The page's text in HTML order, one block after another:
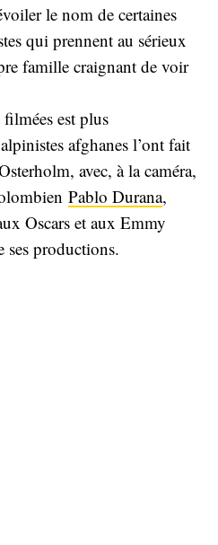
le nom de certaines
qui prennent au sérieux
famille craignant de voir
filmées est plus
afghanes l’ont fait
avec, à la caméra,
Pablo Durana,
Oscars et aux Emmy
ses productions.